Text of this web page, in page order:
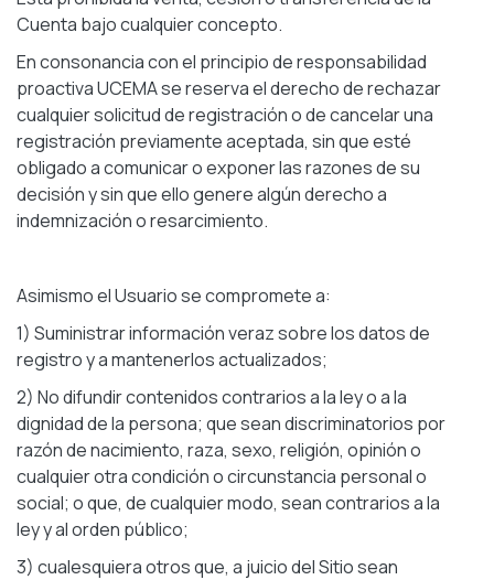
Cuenta bajo cualquier concepto.
En consonancia con el principio de responsabilidad
proactiva UCEMA se reserva el derecho de rechazar
cualquier solicitud de registración o de cancelar una
registración previamente aceptada, sin que esté
obligado a comunicar o exponer las razones de su
decisión y sin que ello genere algún derecho a
indemnización o resarcimiento.
Asimismo el Usuario se compromete a:
1) Suministrar información veraz sobre los datos de
registro y a mantenerlos actualizados;
2) No difundir contenidos contrarios a la ley o a la
dignidad de la persona; que sean discriminatorios por
razón de nacimiento, raza, sexo, religión, opinión o
cualquier otra condición o circunstancia personal o
social; o que, de cualquier modo, sean contrarios a la
ley y al orden público;
3) cualesquiera otros que, a juicio del Sitio sean